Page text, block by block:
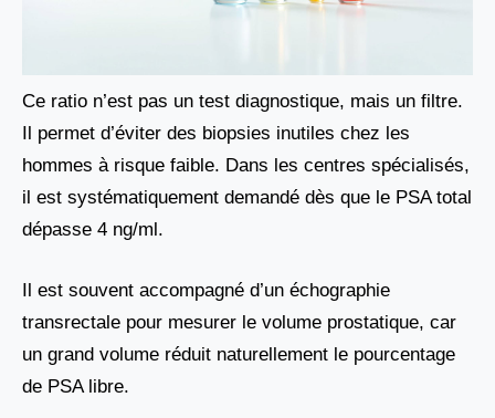
Ce ratio n’est pas un test diagnostique, mais un filtre.
Il permet d’éviter des biopsies inutiles chez les
hommes à risque faible. Dans les centres spécialisés,
il est systématiquement demandé dès que le PSA total
dépasse 4 ng/ml.
Il est souvent accompagné d’un échographie
transrectale pour mesurer le volume prostatique, car
un grand volume réduit naturellement le pourcentage
de PSA libre.